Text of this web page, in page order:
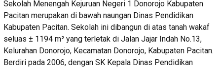
Sekolah Menengah Kejuruan Negeri 1 Donorojo Kabupaten
Pacitan merupakan di bawah naungan Dinas Pendidikan
Kabupaten Pacitan. Sekolah ini dibangun di atas tanah wakaf
seluas ± 1194 m² yang terletak di Jalan Jajar Indah No.13,
Kelurahan Donorojo, Kecamatan Donorojo, Kabupaten Pacitan.
Berdiri pada 2006, dengan SK Kepala Dinas Pendidikan